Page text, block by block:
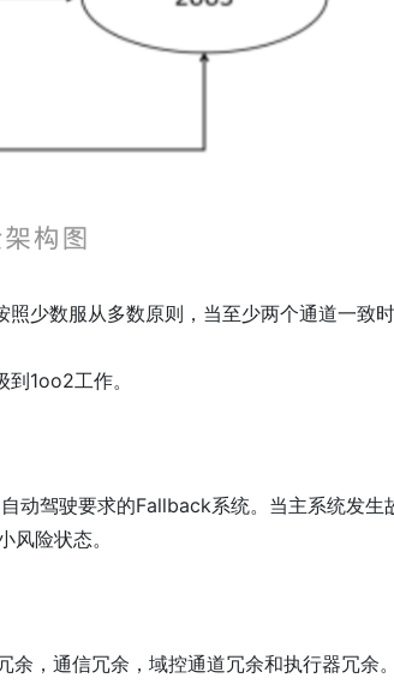
少数服从多数原则，当至少两个通道一致
1oo2工作。
动驾驶要求的Fallback系统。当主系统发生
险状态。
余，通信冗余，域控通道冗余和执行器冗余